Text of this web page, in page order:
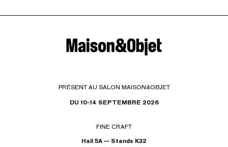
PRÉSENT AU SALON MAISON&OBJET
DU 10-14 SEPTEMBRE 2026
FINE CRAFT
Hall 5A — Stands K32